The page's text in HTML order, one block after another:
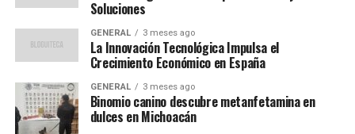
sexo, el dinero y el poder. “Bajo esa ecuación nos
movemos todos”, dijo Saccomanno, quien ve en estos
elementos una constante en la condición humana, más
La crisis del lenguaje y la
Soluciones
GENERAL 3 meses ago
La Innovación Tecnológica Impulsa el
Crecimiento Económico en España
GENERAL 3 meses ago
Binomio canino descubre metanfetamina en
dulces en Michoacán